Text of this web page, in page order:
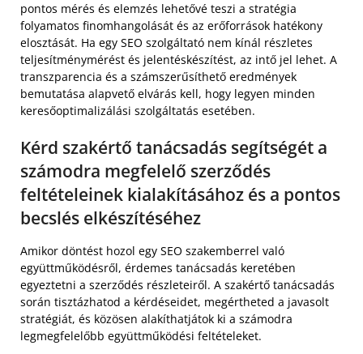
pontos mérés és elemzés lehetővé teszi a stratégia
folyamatos finomhangolását és az erőforrások hatékony
elosztását. Ha egy SEO szolgáltató nem kínál részletes
teljesítménymérést és jelentéskészítést, az intő jel lehet. A
transzparencia és a számszerűsíthető eredmények
bemutatása alapvető elvárás kell, hogy legyen minden
keresőoptimalizálási szolgáltatás esetében.
Kérd szakértő tanácsadás segítségét a
számodra megfelelő szerződés
feltételeinek kialakításához és a pontos
becslés elkészítéséhez
Amikor döntést hozol egy SEO szakemberrel való
együttműködésről, érdemes tanácsadás keretében
egyeztetni a szerződés részleteiről. A szakértő tanácsadás
során tisztázhatod a kérdéseidet, megértheted a javasolt
stratégiát, és közösen alakíthatjátok ki a számodra
legmegfelelőbb együttműködési feltételeket.